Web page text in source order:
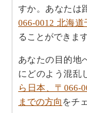
すか。あなたは
066-0012 北海
ることができます
あなたの目的地
にどのよう混乱
ら日本、〒066-
までの方向 をチ